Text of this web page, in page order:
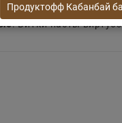
. Витки пасты
Продуктофф Кабанбай